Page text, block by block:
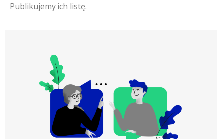
Publikujemy ich listę.